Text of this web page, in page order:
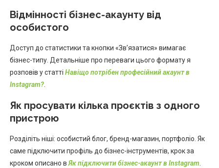
Відмінності бізнес-акаунту від
особистого
Доступ до статистики та кнопки «Зв’язатися» вимагає
бізнес-типу. Детальніше про переваги цього формату я
розповів у статті Навіщо потрібен професійний акаунт в
Instagram?
Як просувати кілька проєктів з одного
пристрою
Розділіть ніші: особистий блог, бренд-магазин, портфоліо. Як
саме підключити профіль до бізнес-інструментів, крок за
кроком описано в Як підключити бізнес-акаунт в Instagram